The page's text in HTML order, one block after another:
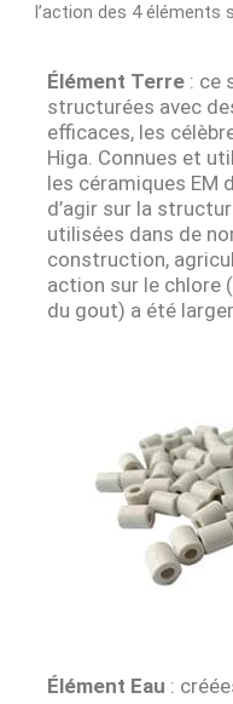
l’action des 4 éléments
Élément Terre: ce
structurées avec
efficaces, les
Higa. Connues et
les céramiques EM
d’agir sur la
utilisées dans de
construction,
action sur le chlore
du gout) a été
Élément Eau :